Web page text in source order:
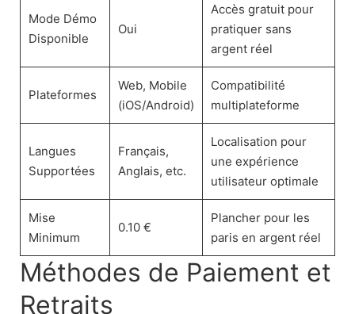
Mode Démo
Disponible
Oui
Accès gratuit pour
pratiquer sans
argent réel
Plateformes
Web, Mobile
(iOS/Android)
Compatibilité
multiplateforme
Langues
Supportées
Français,
Anglais, etc.
Localisation pour
une expérience
utilisateur optimale
Mise
Minimum
0.10 €
Plancher pour les
paris en argent réel
Méthodes de Paiement et
Retraits